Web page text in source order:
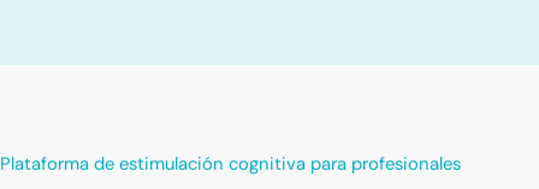
Plataforma de estimulación cognitiva para profesionales